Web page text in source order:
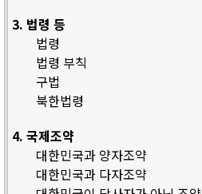
3. 법령 등
법령
법령 부칙
구법
북한법령
4. 국제조약
대한민국과 양자조약
대한민국과 다자조약